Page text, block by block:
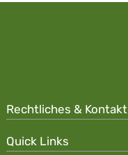
Rechtliches & Kontakt
Quick Links